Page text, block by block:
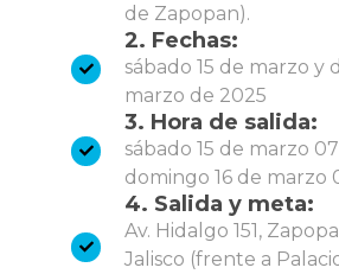
de Zapopan).
2. Fechas:
sábado 15 de marzo y
marzo de 2025
3. Hora de salida:
sábado 15 de marzo
domingo 16 de marzo
4. Salida y meta:
Av. Hidalgo 151,
Jalisco (frente a